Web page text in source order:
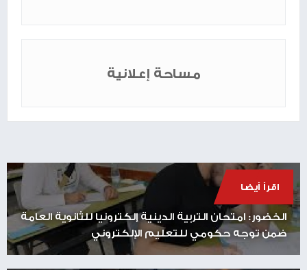
مساحة إعلانية
اقرأ أيضا
الخضور: امتحان التربية الدينية إلكترونيا للثانوية العامة
ضمن توجه حكومي للتعليم الإلكتروني